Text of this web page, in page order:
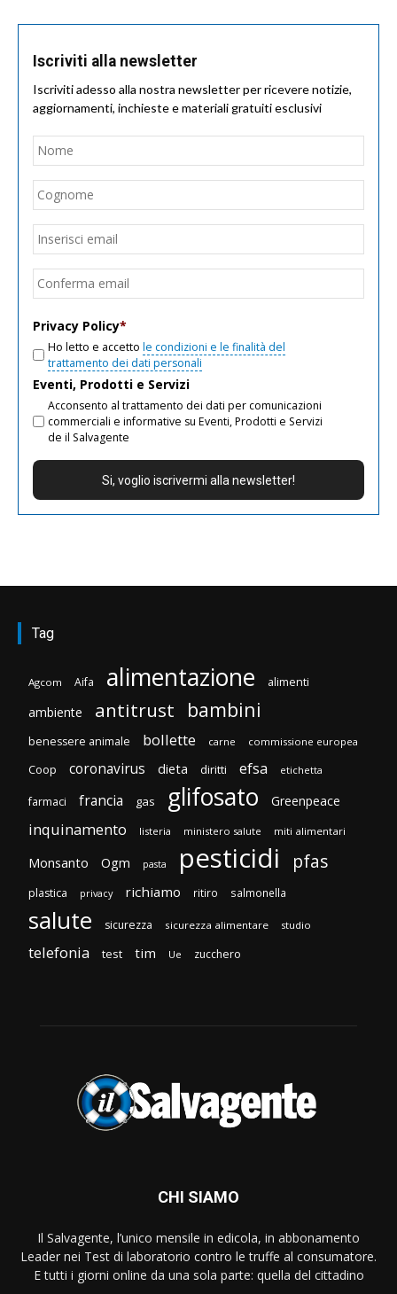
Iscriviti alla newsletter
Iscriviti adesso alla nostra newsletter per ricevere notizie,
aggiornamenti, inchieste e materiali gratuiti esclusivi
Nome
Email
Privacy Policy*
Ho letto e accetto le condizioni e le finalità del
trattamento dei dati personali
Eventi, Prodotti e Servizi
Acconsento al trattamento dei dati per comunicazioni
commerciali e informative su Eventi, Prodotti e Servizi
de il Salvagente
Tag
Agcom Aifa alimentazione alimenti
ambiente antitrust bambini
benessere animale bollette carne commissione europea
Coop coronavirus dieta diritti efsa etichetta
farmaci francia gas glifosato Greenpeace
inquinamento listeria ministero salute miti alimentari
Monsanto Ogm pasta pesticidi pfas
plastica privacy richiamo ritiro salmonella
salute sicurezza sicurezza alimentare studio
telefonia test tim Ue zucchero
CHI SIAMO
Il Salvagente, l’unico mensile in edicola, in abbonamento
Leader nei Test di laboratorio contro le truffe al consumatore.
E tutti i giorni online da una sola parte: quella del cittadino